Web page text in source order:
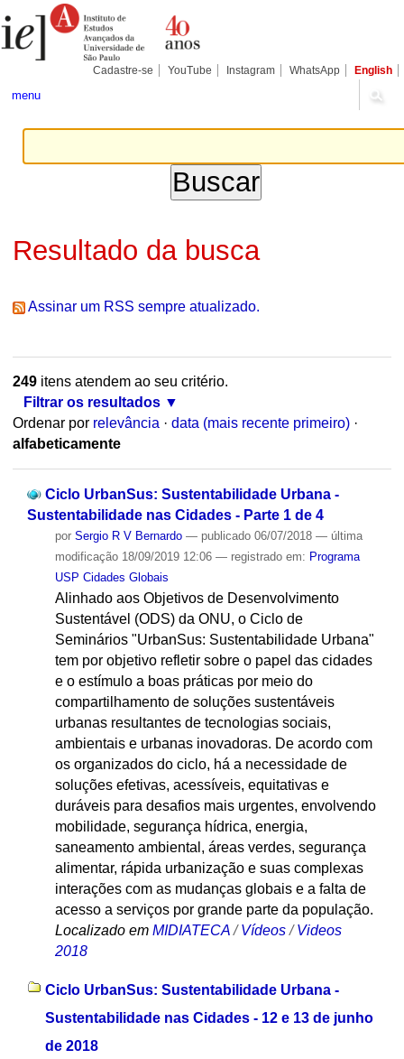
para
conteúdo.
Pessoais
Cadastre-se YouTube Instagram WhatsApp English
menu
Resultado da busca
Assinar um RSS sempre atualizado.
249itens atendem ao seu critério.
Filtrar os resultados
Ordenar por relevância · data (mais recente primeiro) ·
alfabeticamente
Ciclo UrbanSus: Sustentabilidade Urbana -
Sustentabilidade nas Cidades - Parte 1 de 4
por Sergio R V Bernardo — publicado06/07/2018 — última
modificação18/09/2019 12:06 — registrado em: Programa
USP Cidades Globais
Alinhado aos Objetivos de Desenvolvimento
Sustentável (ODS) da ONU, o Ciclo de
Seminários "UrbanSus: Sustentabilidade Urbana"
tem por objetivo refletir sobre o papel das cidades
e o estímulo a boas práticas por meio do
compartilhamento de soluções sustentáveis
urbanas resultantes de tecnologias sociais,
ambientais e urbanas inovadoras. De acordo com
os organizados do ciclo, há a necessidade de
soluções efetivas, acessíveis, equitativas e
duráveis para desafios mais urgentes, envolvendo
mobilidade, segurança hídrica, energia,
saneamento ambiental, áreas verdes, segurança
alimentar, rápida urbanização e suas complexas
interações com as mudanças globais e a falta de
acesso a serviços por grande parte da população.
Localizado em MIDIATECA /Vídeos /Videos
2018
Ciclo UrbanSus: Sustentabilidade Urbana -
Sustentabilidade nas Cidades - 12 e 13 de junho
de 2018